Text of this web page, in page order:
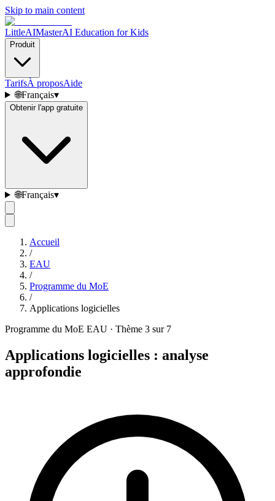
Skip to main content
LittleAIMasterAI Education for Kids
Produit
TarifsÀ proposAide
🌐Français▾
Obtenir l'app gratuite
🌐Français▾
Accueil
/
EAU
/
Programme du MoE
/
Applications logicielles
Programme du MoE EAU · Thème 3 sur 7
Applications logicielles : analyse
approfondie